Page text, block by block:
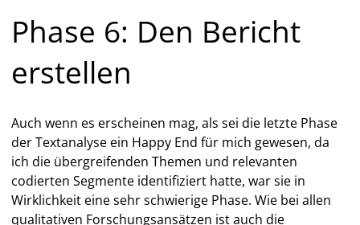
Phase 6: Den Bericht
erstellen
Auch wenn es erscheinen mag, als sei die letzte Phase
der Textanalyse ein Happy End für mich gewesen, da
ich die übergreifenden Themen und relevanten
codierten Segmente identifiziert hatte, war sie in
Wirklichkeit eine sehr schwierige Phase. Wie bei allen
qualitativen Forschungsansätzen ist auch die